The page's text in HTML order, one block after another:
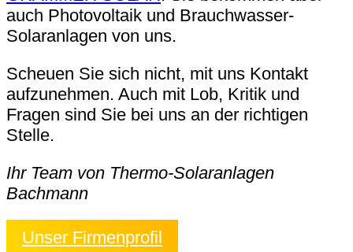
auch Photovoltaik und Brauchwasser-
Solaranlagen von uns.
Scheuen Sie sich nicht, mit uns Kontakt
aufzunehmen. Auch mit Lob, Kritik und
Fragen sind Sie bei uns an der richtigen
Stelle.
Ihr Team von Thermo-Solaranlagen
Bachmann
Unser Firmenprofil